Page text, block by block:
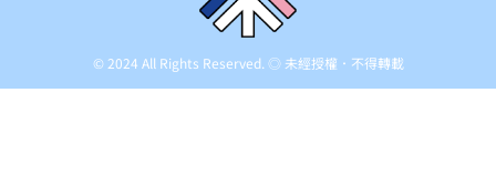
© 2024 All Rights Reserved. ◎ 未經授權．不得轉載